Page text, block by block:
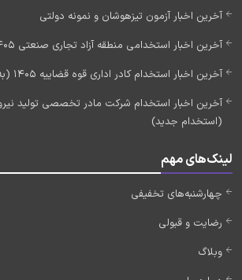
آخرین اخبار آزمون تیزهوشان و نمونه دولتی
آخرین اخبار استخدامی منطقه آزاد تجاری صنعتی 1405
آخرین اخبار استخدام کادر اداری قوه قضاییه 1405 (به زودی)
(استخدام جدید)
لینک‌های مهم
چهارشنبه‌های تخفیفی
رضایت و قبولی
وبلاگ